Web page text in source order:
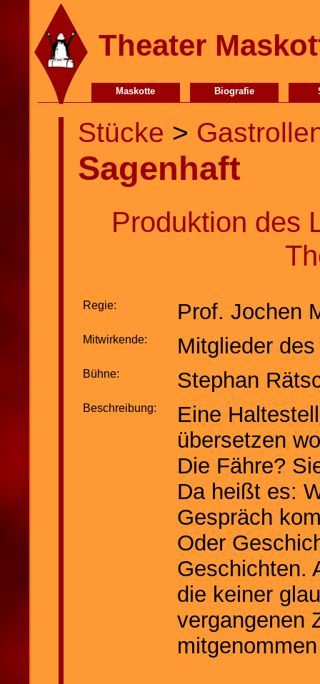
Theater
Maskotte Biografie
Stücke >
Sagenhaft
Produktion des
Regie: Prof. Jochen
Mitwirkende: Mitglieder
Bühne: Stephan
Beschreibung:
Eine
übersetzen
Die Fähre?
Da heißt es:
Gespräch
Oder
Geschichten.
die keiner
vergangenen